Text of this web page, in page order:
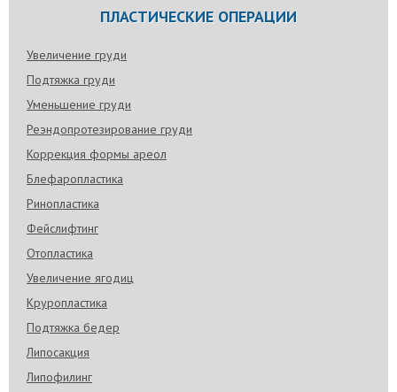
ПЛАСТИЧЕСКИЕ ОПЕРАЦИИ
Увеличение груди
Подтяжка груди
Уменьшение груди
Реэндопротезирование груди
Коррекция формы ареол
Блефаропластика
Ринопластика
Фейслифтинг
Отопластика
Увеличение ягодиц
Круропластика
Подтяжка бедер
Липосакция
Липофилинг